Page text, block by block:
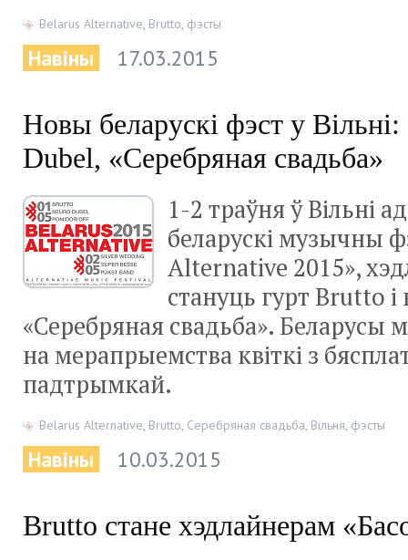
Belarus Alternative Brutto фэсты
Навіны 17.03.2015
Новы беларускі фэст у
Dubel, «Серебряная свадьба»
1-2 траўня ў Вільні
беларускі музычны
Alternative 2015»,
стануць гурт Brutto
«Серебряная свадьба». Беларусы
на мерапрыемства квіткі з
падтрымкай.
Belarus Alternative, Brutto, Серебряная свадьба, Вільня, фэсты
Навіны 10.03.2015
Brutto стане хэдлайнерам